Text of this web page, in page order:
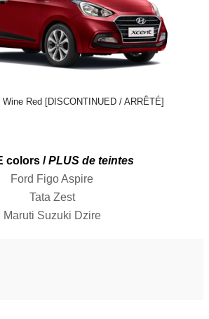
Wine Red [DISCONTINUED / ARRÊTÉ]
colors /PLUS de teintes
Ford Figo Aspire
Tata Zest
Maruti Suzuki Dzire